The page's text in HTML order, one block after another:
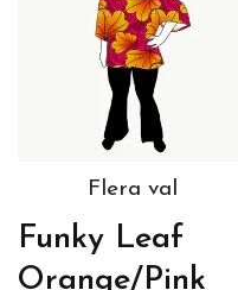
Flera val
Funky Leaf
Orange/Pink